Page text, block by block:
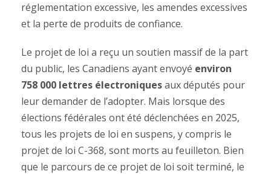
réglementation excessive, les amendes excessives
et la perte de produits de confiance.
Le projet de loi a reçu un soutien massif de la part
du public, les Canadiens ayant envoyé environ
758 000 lettres électroniquesaux députés pour
leur demander de l’adopter. Mais lorsque des
élections fédérales ont été déclenchées en 2025,
tous les projets de loi en suspens, y compris le
projet de loi C-368, sont morts au feuilleton. Bien
que le parcours de ce projet de loi soit terminé, le